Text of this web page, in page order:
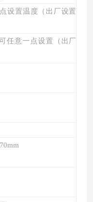
设置温度（出厂设置
任意一点设置（出厂
mm